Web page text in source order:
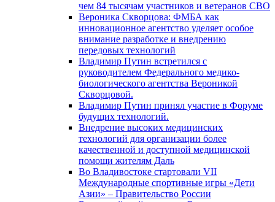
чем 84 тысячам участников и ветеранов СВО
Вероника Скворцова: ФМБА как
инновационное агентство уделяет особое
внимание разработке и внедрению
передовых технологий
Владимир Путин встретился с
руководителем Федерального медико-
биологического агентства Вероникой
Скворцовой.
Владимир Путин принял участие в Форуме
будущих технологий.
Внедрение высоких медицинских
технологий для организации более
качественной и доступной медицинской
помощи жителям Даль
Во Владивостоке стартовали VII
Международные спортивные игры «Дети
Азии» – Правительство России